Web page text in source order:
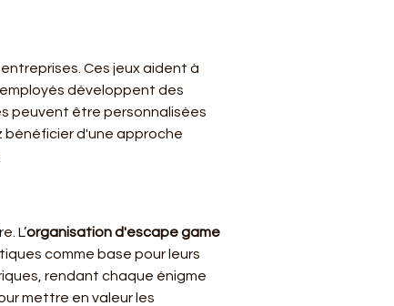
Ces jeux aident à
développent des
peuvent être personnalisées
bénéficier d'une approche
L’organisation d'escape game
comme base pour leurs
rendant chaque énigme
mettre en valeur les